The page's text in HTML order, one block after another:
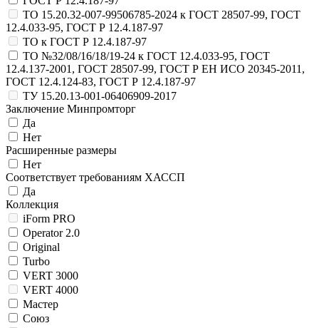
ТО 15.20.32-007-99506785-2024 к ГОСТ 28507-99, ГОСТ
12.4.033-95, ГОСТ Р 12.4.187-97
ТО к ГОСТ Р 12.4.187-97
ТО №32/08/16/18/19-24 к ГОСТ 12.4.033-95, ГОСТ
12.4.137-2001, ГОСТ 28507-99, ГОСТ Р ЕН ИСО 20345-2011,
ГОСТ 12.4.124-83, ГОСТ Р 12.4.187-97
ТУ 15.20.13-001-06406909-2017
Заключение Минпромторг
Да
Нет
Расширенные размеры
Нет
Соответствует требованиям ХАССП
Да
Коллекция
iForm PRO
Operator 2.0
Original
Turbo
VERT 3000
VERT 4000
Мастер
Союз